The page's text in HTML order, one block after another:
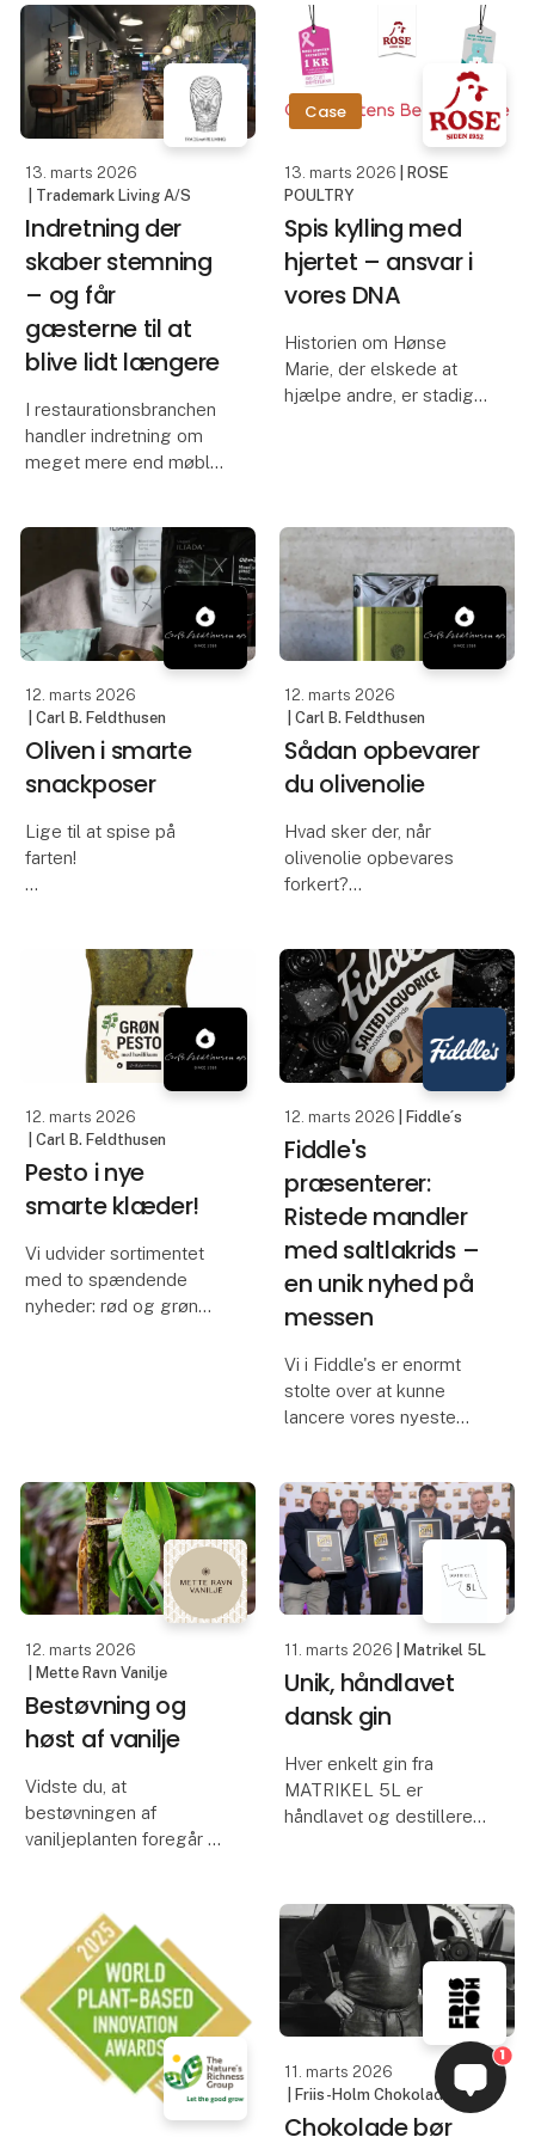
Den landsdækkende
levering gav os
fleksibilitet og tryghed –
og prisen var konkurre
kvalitet i gaverne
afspejler den oplevelse,
vi ønsker at give – og
det hele blev k
13. marts 2026
| Trademark Living A/S
Indretning der
skaber stemning
– og får
gæsterne til at
blive lidt længere
I restaurationsbranchen
handler indretning om
meget mere end møbler.
definere hele
gæsteoplevelsen.
Materialer, belysning,
farver og detaljer spiller
sammen o
Case
13. marts 2026
| ROSE
POULTRY
Spis kylling med
hjertet – ansvar i
vores DNA
Historien om Hønse
Marie, der elskede at
hjælpe andre, er stadig
samarbejder, hvor vi kan
12. marts 2026
| Carl B. Feldthusen
Oliven i smarte
snackposer
Lige til at spise på
farten!
med masser af smag og
bid. Samme enestående
kvalitet, som du kender
fra Feldthusen, men
pakket i smarte
genlukkelige poser o
12. marts 2026
| Carl B. Feldthusen
Sådan opbevarer
du olivenolie
Hvad sker der, når
olivenolie opbevares
forkert?
af mange danskeres
køkken – og med god
grund. Den er både
sund, smager godt og
har et hav af
anvendelsesmuligheder.
Men ve
12. marts 2026
| Carl B. Feldthusen
Pesto i nye
smarte klæder!
Vi udvider sortimentet
med to spændende
nyheder: rød og grøn
kompro
12. marts 2026 | Fiddle´s
Fiddle's
præsenterer:
Ristede mandler
med saltlakrids –
en unik nyhed på
messen
Vi i Fiddle's er enormt
stolte over at kunne
lancere vores nyeste
Produktet er fremstillet
med samme metode
som vores bestseller,
mandler med
12. marts 2026
| Mette Ravn Vanilje
Bestøvning og
høst af vanilje
Vidste du, at
bestøvningen af
vaniljeplanten foregår én
middagssolen tørrer
pollenet ud?
Efter bestøvningen
sætter vaniljeplanten
frugter (vaniljebønner),
11. marts 2026 | Matrikel 5L
Unik, håndlavet
dansk gin
Hver enkelt gin fra
MATRIKEL 5L er
håndlavet og destilleret
dig på en rejse gennem
rige og forskelligartede
smagslandskaber. Fra
de d
11. marts 2026
| Friis-Holm Chokolade
Chokolade bør
1